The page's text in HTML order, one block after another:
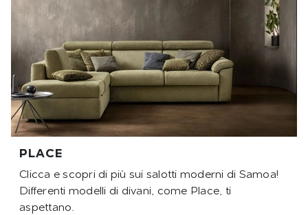
PLACE
Clicca e scopri di più sui salotti moderni di Samoa!
Differenti modelli di divani, come Place, ti
aspettano.